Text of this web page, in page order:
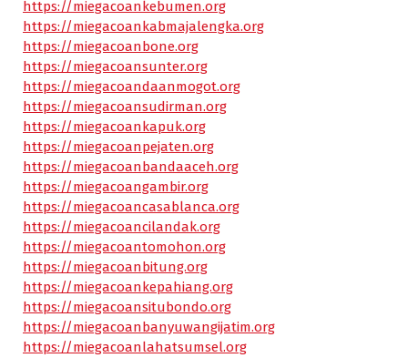
https://miegacoankebumen.org
https://miegacoankabmajalengka.org
https://miegacoanbone.org
https://miegacoansunter.org
https://miegacoandaanmogot.org
https://miegacoansudirman.org
https://miegacoankapuk.org
https://miegacoanpejaten.org
https://miegacoanbandaaceh.org
https://miegacoangambir.org
https://miegacoancasablanca.org
https://miegacoancilandak.org
https://miegacoantomohon.org
https://miegacoanbitung.org
https://miegacoankepahiang.org
https://miegacoansitubondo.org
https://miegacoanbanyuwangijatim.org
https://miegacoanlahatsumsel.org